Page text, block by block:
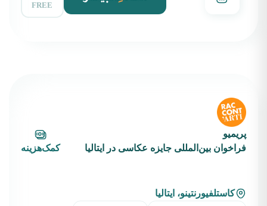
FREE
پریمیو
فراخوان بین‌المللی جایزه عکاسی در ایتالیا
کمک‌هزینه
کاستلفیورنتینو، ایتالیا